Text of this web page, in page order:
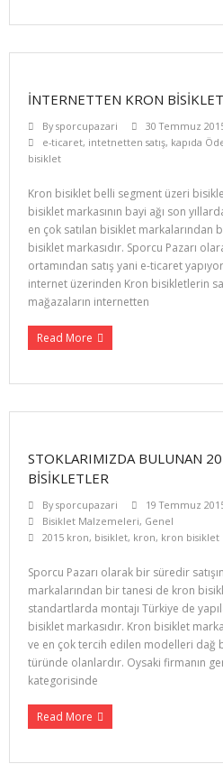
İNTERNETTEN KRON
Bysporcupazari 30 Temmuz
e-ticaret, intetnetten satış, kapıda
bisiklet
Kron bisiklet belli segment üzeri
bisiklet markasının bayi ağı son
en çok satılan bisiklet markalarından
bisiklet markasıdır. Sporcu Pazarı
ortamından satış yani e-ticaret
internet üzerinden Kron bisikletlerin
mağazaların internetten
Read More
STOKLARIMIZDA BULUNAN
BISIKLETLER
Bysporcupazari
19 Temmuz
Bisiklet Malzemeleri, Genel
2015 kron, bisiklet, kron, kron bisiklet
Sporcu Pazarı olarak bir süredir
markalarından bir tanesi de kron
standartlarda montajı Türkiye de
bisiklet markasıdır. Kron bisiklet
ve en çok tercih edilen modelleri dağ
türünde olanlardır. Oysaki firmanın
kategorisinde
Read More